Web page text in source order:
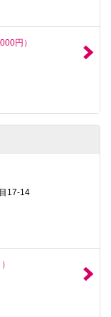
円）
17-14